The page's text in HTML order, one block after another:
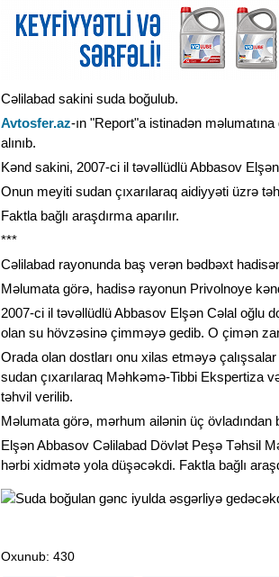
Cəlilabad sakini suda boğulub.
Avtosfer.az-ın "Report"a istinadən
alınıb.
Kənd sakini, 2007-ci il təvəllüdlü Abbasov
Onun meyiti sudan çıxarılaraq aidiyyəti üzrə
Faktla bağlı araşdırma aparılır.
***
Cəlilabad rayonunda baş verən bədbəxt
Məlumata görə, hadisə rayonun Privolnoye
2007-ci il təvəllüdlü Abbasov Elşən Cəlal oğlu
olan su hövzəsinə çimməyə gedib. O çimən
Orada olan dostları onu xilas etməyə
sudan çıxarılaraq Məhkəmə-Tibbi Ekspertiza
təhvil verilib.
Məlumata görə, mərhum ailənin üç övladından
Elşən Abbasov Cəlilabad Dövlət Peşə Təhsil
hərbi xidmətə yola düşəcəkdi. Faktla bağlı
Oxunub: 430